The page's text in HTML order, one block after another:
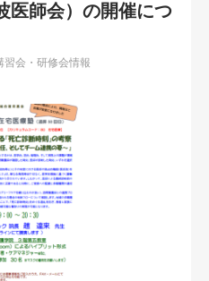
医師会）の開催につ
習会・研修会情報
いて